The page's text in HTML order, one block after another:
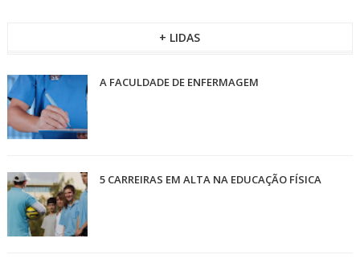
+ LIDAS
A FACULDADE DE ENFERMAGEM
5 CARREIRAS EM ALTA NA EDUCAÇÃO FÍSICA